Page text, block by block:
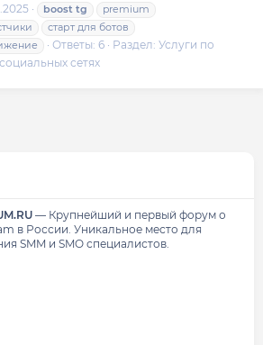
boost tg
premium
старт для ботов
Ответы: 6 Раздел: Услуги по
сетях
— Крупнейший и первый форум о
в России. Уникальное место для
SMM и SMO специалистов.